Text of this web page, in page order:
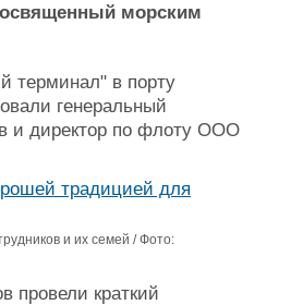
морским
терминал" в порту
генеральный
и директор по флоту ООО
и их семей / Фото:
провели краткий